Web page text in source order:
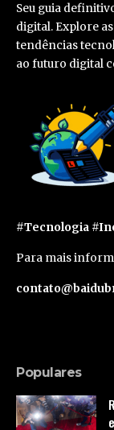
Seu guia
digital. Explore
tendências
ao futuro digital
#Tecnologia
Para mais
Populares